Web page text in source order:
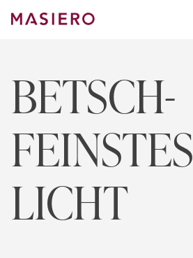
Skip
BETSCH-
FEINSTES
LICHT